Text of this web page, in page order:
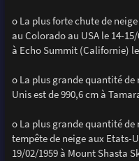
o La plus forte chute de
au Colorado au USA le 14-
à Echo Summit (Californie)
o La plus grande quantité de
Unis est de 990,6 cm à
o La plus grande quantité de
tempête de neige aux Etats-
19/02/1959 à Mount Shasta